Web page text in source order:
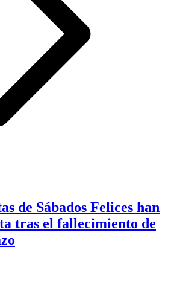
de Sábados Felices han
tras el fallecimiento de